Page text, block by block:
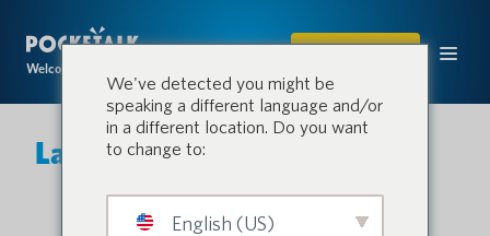
Welcome to the conversation.
ACHETER
Langues et pays
We've detected you might be
speaking a different language and/or
in a different location. Do you want
to change to:
English (US)